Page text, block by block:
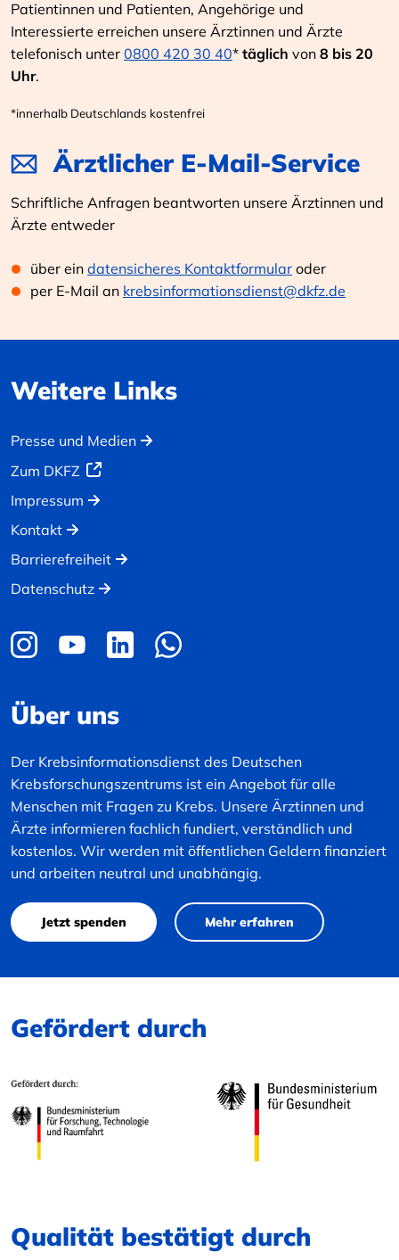
Patientinnen und Patienten, Angehörige und
Interessierte erreichen unsere Ärztinnen und Ärzte
telefonisch unter 0800 420 30 40* täglich von 8 bis 20
Uhr.
*innerhalb Deutschlands kostenfrei
Ärztlicher E-Mail-Service
Schriftliche Anfragen beantworten unsere Ärztinnen und
Ärzte entweder
über ein datensicheres Kontaktformular oder
per E-Mail an krebsinformationsdienst@dkfz.de
Weitere Links
Presse und Medien
Zum DKFZ
Impressum
Kontakt
Barrierefreiheit
Datenschutz
Über uns
Der Krebsinformationsdienst des Deutschen
Krebsforschungszentrums ist ein Angebot für alle
Menschen mit Fragen zu Krebs. Unsere Ärztinnen und
Ärzte informieren fachlich fundiert, verständlich und
kostenlos. Wir werden mit öffentlichen Geldern finanziert
und arbeiten neutral und unabhängig.
Jetzt spenden Mehr erfahren
Gefördert durch
Qualität bestätigt durch